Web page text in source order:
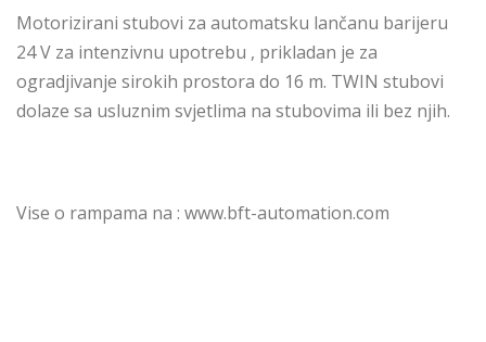
Motorizirani stubovi za automatsku lančanu barijeru
24 V za intenzivnu upotrebu , prikladan je za
ogradjivanje sirokih prostora do 16 m. TWIN stubovi
dolaze sa usluznim svjetlima na stubovima ili bez njih.
Vise o rampama na : www.bft-automation.com